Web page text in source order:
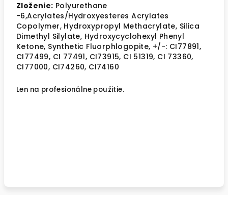
Zloženie: Polyurethane
-6,Acrylates/Hydroxyesteres Acrylates
Copolymer, Hydroxypropyl Methacrylate, Silica
Dimethyl Silylate, Hydroxycyclohexyl Phenyl
Ketone, Synthetic Fluorphlogopite, +/-: CI77891,
CI77499, CI 77491, CI73915, CI 51319, CI 73360,
CI77000, CI74260, CI74160
Len na profesionálne použitie.